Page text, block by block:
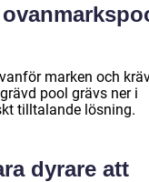
marken och
pool grävs ner i
tilltalande lösning.
dyrare att